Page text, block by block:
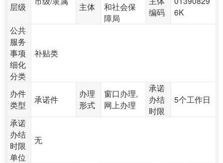
层级
主体
和社会保
障局
编码
6K
公共
服务
事项
细化
分类
补贴类
办件
类型
承诺件
办理
形式
窗口办理,
网上办理
承诺
办结
时限
5个工作日
承诺
办结
时限
单位
无